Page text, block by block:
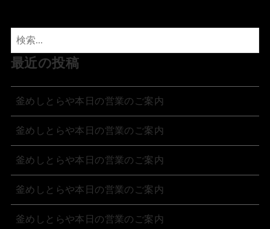
最近の投稿
釜めしとらや本日の営業のご案内
釜めしとらや本日の営業のご案内
釜めしとらや本日の営業のご案内
釜めしとらや本日の営業のご案内
釜めしとらや本日の営業のご案内